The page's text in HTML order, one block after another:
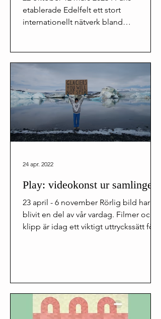
etablerade Edelfelt ett stort
internationellt nätverk bland
Play: videokonst ur samlingen
23 april - 6 november Rörlig bild har
blivit en del av vår vardag. Filmer och
klipp är idag ett viktigt uttryckssätt för
24 apr. 2022